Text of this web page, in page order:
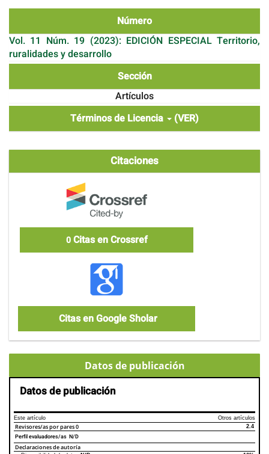
Número
Vol. 11 Núm. 19 (2023): EDICIÓN ESPECIAL Territorio,
ruralidades y desarrollo
Sección
Artículos
Términos de Licencia
(VER)
Citaciones
0Citas en Crossref
Citas en Google Sholar
Datos de publicación
Datos de publicación
Este artículo Otros artículos
Revisores/as por pares0 2.4
Perfil evaluadores/as N/D
Declaraciones de autoría